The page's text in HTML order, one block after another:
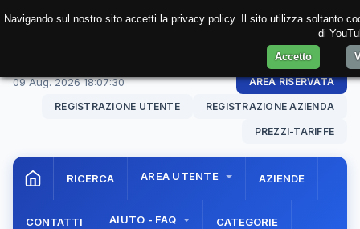
09 Aug. 202618:07:30 AREA RISERVATA
REGISTRAZIONE UTENTE REGISTRAZIONE AZIENDA
PREZZI-TARIFFE
RICERCA AREA UTENTE AZIENDE
CONTATTI AIUTO - FAQ CATEGORIE
Navigando sul nostro sito accetti la privacy policy. Il sito utilizza soltanto
di
Accetto